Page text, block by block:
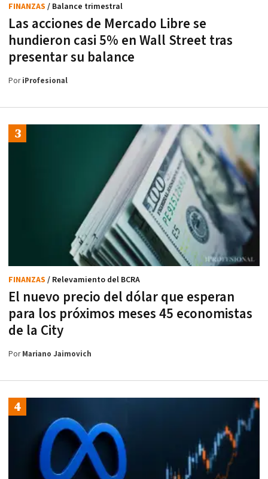
Las acciones de Mercado Libre se
hundieron casi 5% en Wall Street tras
presentar su balance
FINANZAS / Balance trimestral
PoriProfesional
El nuevo precio del dólar que esperan
para los próximos meses 45 economistas
de la City
FINANZAS / Relevamiento del BCRA
PorMariano Jaimovich